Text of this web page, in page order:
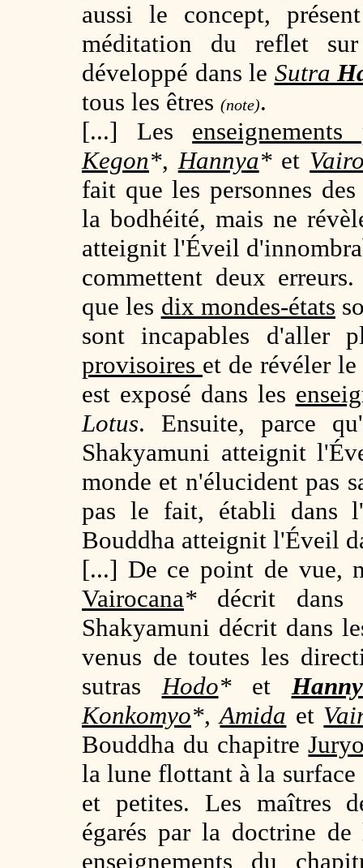
aussi le concept,
méditation du reflet
développé dans le Sutra
tous les êtres (note).
[...] Les enseignements
Kegon*,Hannya*et
fait que les personnes
la bodhéité, mais ne
atteignit l'Éveil
commettent deux
que les dix mondes-états
sont incapables
provisoires et de révéler
est exposé dans les
Lotus. Ensuite, parce
Shakyamuni atteignit
monde et n'élucident pas
pas le fait, établi dans
Bouddha atteignit l'Éveil
[...] De ce point de vue,
Vairocana* décrit
Shakyamuni décrit dans
venus de toutes les
sutrasHodo*et
Konkomyo*,Amida et
Bouddha du chapitre
la lune flottant à la surface
et petites. Les maîtres
égarés par la doctrine
enseignements du